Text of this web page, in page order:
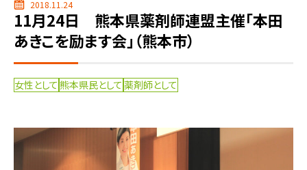
2018.11.24
11月24日 熊本県薬剤師連盟主催「本田
あきこを励ます会」（熊本市）
女性として 熊本県民として 薬剤師として